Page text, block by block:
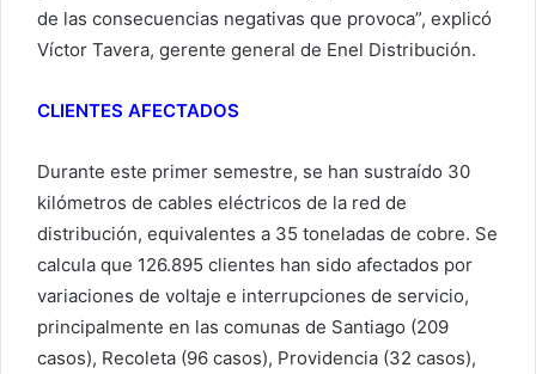
de las consecuencias negativas que provoca”, explicó
Víctor Tavera, gerente general de Enel Distribución.
CLIENTES AFECTADOS
Durante este primer semestre, se han sustraído 30
kilómetros de cables eléctricos de la red de
distribución, equivalentes a 35 toneladas de cobre. Se
calcula que 126.895 clientes han sido afectados por
variaciones de voltaje e interrupciones de servicio,
principalmente en las comunas de Santiago (209
casos), Recoleta (96 casos), Providencia (32 casos),